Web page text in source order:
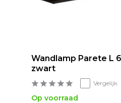
Wandlamp Parete L
zwart
Vergelijk
Op voorraad